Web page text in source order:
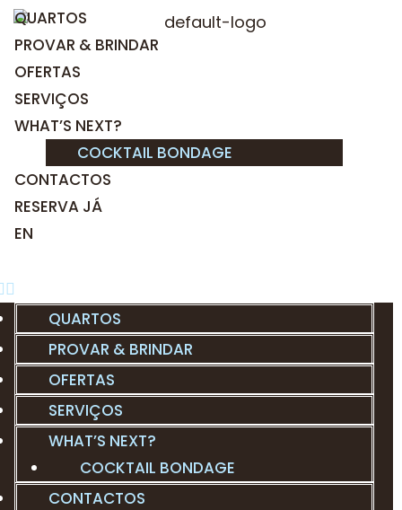
QUARTOS
PROVAR & BRINDAR
OFERTAS
SERVIÇOS
WHAT’S NEXT?
COCKTAIL BONDAGE
CONTACTOS
RESERVA JÁ
EN
QUARTOS
PROVAR & BRINDAR
OFERTAS
SERVIÇOS
WHAT’S NEXT?
COCKTAIL BONDAGE
CONTACTOS